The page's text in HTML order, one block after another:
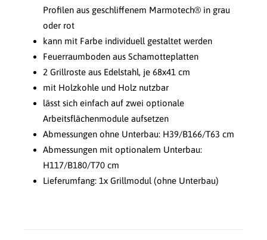
Profilen aus geschliffenem Marmotech® in grau
oder rot
kann mit Farbe individuell gestaltet werden
Feuerraumboden aus Schamotteplatten
2 Grillroste aus Edelstahl, je 68x41 cm
mit Holzkohle und Holz nutzbar
lässt sich einfach auf zwei optionale
Arbeitsflächenmodule aufsetzen
Abmessungen ohne Unterbau: H39/B166/T63 cm
Abmessungen mit optionalem Unterbau:
H117/B180/T70 cm
Lieferumfang: 1x Grillmodul (ohne Unterbau)